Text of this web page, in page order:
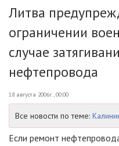
Литва
ограничении
случае
нефтепровода
18 августа 2006г., 00:00
Все новости по теме:
Если ремонт